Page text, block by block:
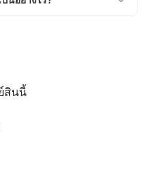
คือ ฿3,490,000 บาท (ต่ำ
สินนี้